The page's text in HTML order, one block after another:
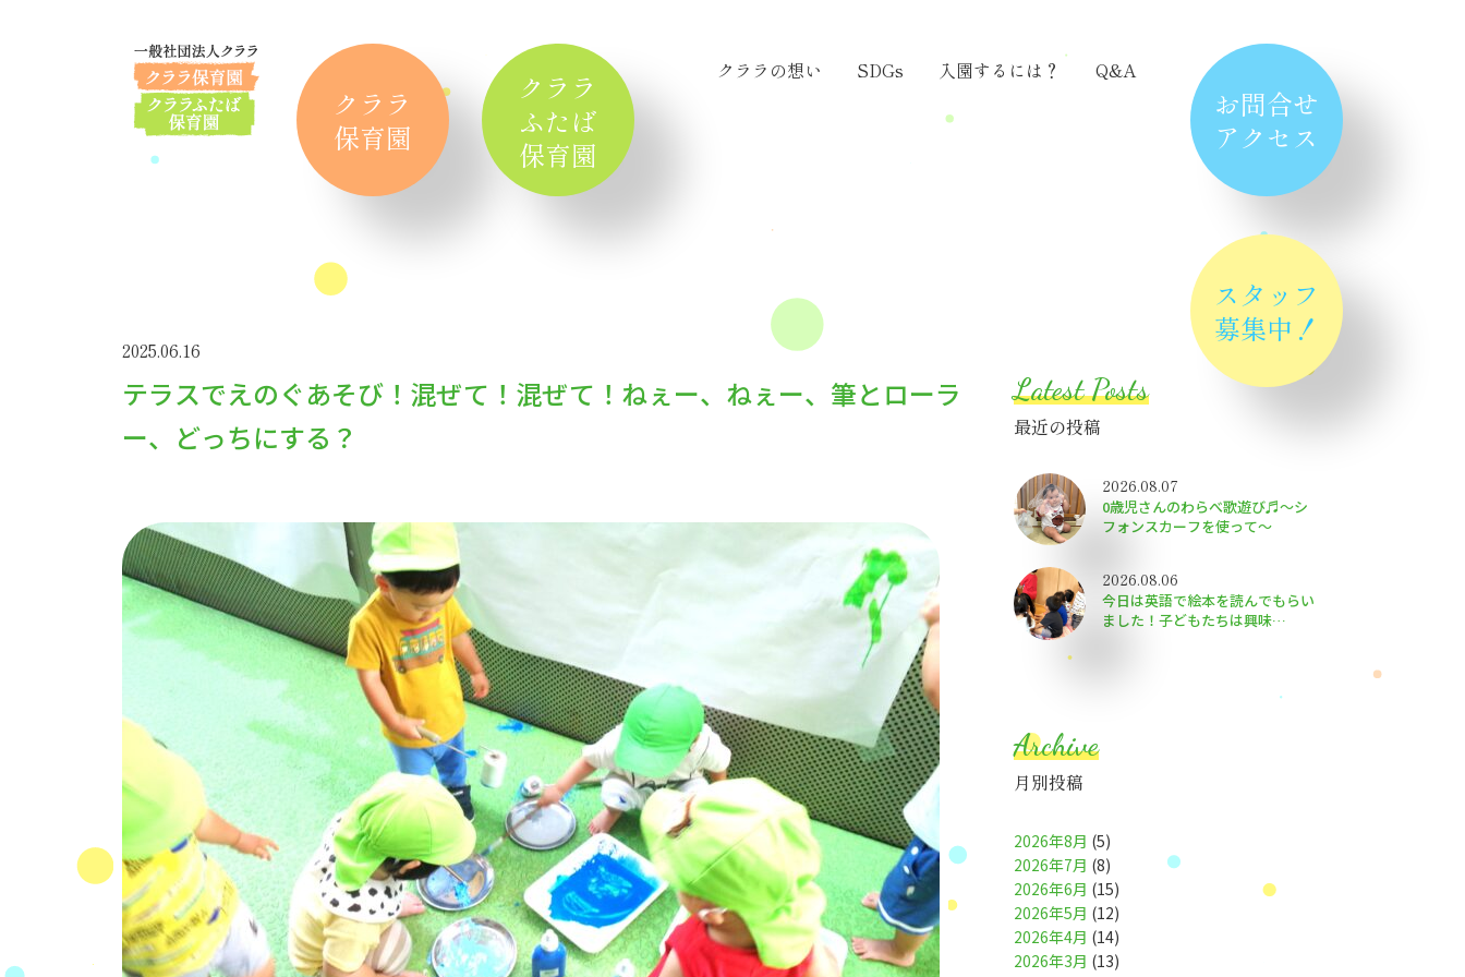
クララ
保育園
クララ
ふたば
保育園
お問合せ
アクセス
スタッフ
募集中！
クララの想い SDGs 入園するには？ Q&A
2025.06.16
テラスでえのぐあそび！混ぜて！混ぜて！ねぇー、ねぇー、筆とローラ
ー、どっちにする？
Latest Posts
最近の投稿
2026.08.07
0歳児さんのわらべ歌遊び♬～シ
フォンスカーフを使って～
2026.08.06
今日は英語で絵本を読んでもらい
ました！子どもたちは興味
Archive
月別投稿
2026年8月 (5)
2026年7月 (8)
2026年6月 (15)
2026年5月 (12)
2026年4月 (14)
2026年3月 (13)